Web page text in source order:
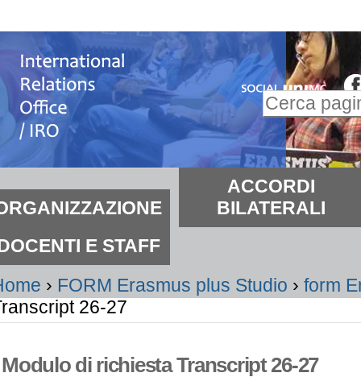
Inserire il
Ricerca
avanzata…
ACCORDI
BILATERALI
E STAFF
› FORM Erasmus plus Studio ›form
26-27
Modulo di richiesta Transcript 26-27